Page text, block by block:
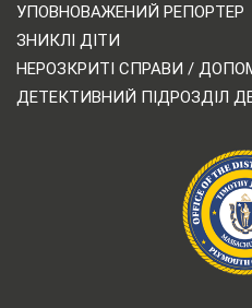
УПОВНОВАЖЕНИЙ РЕПОРТЕР
ЗНИКЛІ ДІТИ
НЕРОЗКРИТІ СПРАВИ /
ДЕТЕКТИВНИЙ ПІДРОЗДІЛ